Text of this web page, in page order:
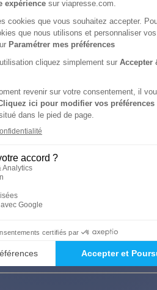
d'Eu et, à ce titre, est devenu
+ bas